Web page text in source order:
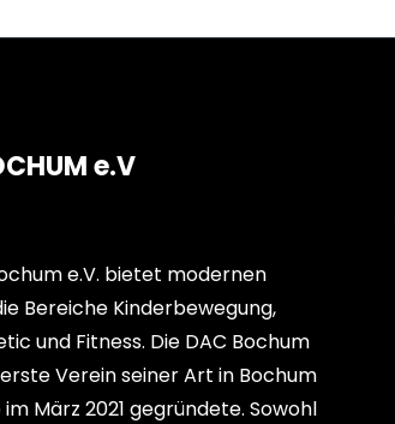
e.V
e.V. bietet modernen
Bereiche Kinderbewegung,
und Fitness. Die DAC Bochum
Verein seiner Art in Bochum
März 2021 gegründete. Sowohl